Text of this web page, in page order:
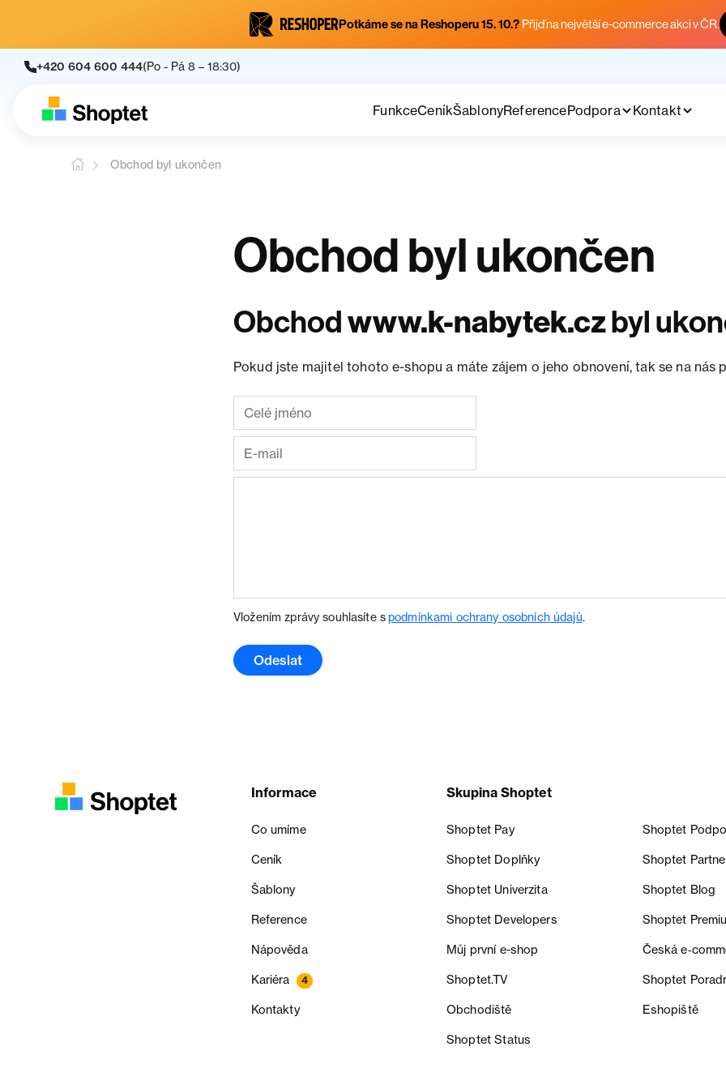
Potkáme se na Reshoperu 15. 10.? Přijď na největší e-commerce akci v ČR.
+420 604 600 444(Po - Pá 8 – 18:30)
FunkceCeníkŠablonyReferencePodpora Kontakt
Obchod byl ukončen
Obchod byl ukončen
Obchodwww.k-nabytek.czbyl
Pokud jste majitel tohoto e-shopu a máte zájem o jeho obnovení, tak se na nás
Vložením zprávy souhlasíte spodmínkami ochrany osobních údajů.
Odeslat
Informace
Co umíme
Ceník
Šablony
Reference
Nápověda
Kariéra 4
Kontakty
Skupina Shoptet
Shoptet Pay Shoptet
Shoptet Doplňky Shoptet
Shoptet Univerzita Shoptet Blog
Shoptet Developers Shoptet
Můj první e-shop Česká
Shoptet.TV Shoptet
Obchodiště Eshopiště
Shoptet Status